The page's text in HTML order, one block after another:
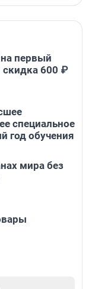
первый
скидка 600 ₽
специальное
год обучения
мира без